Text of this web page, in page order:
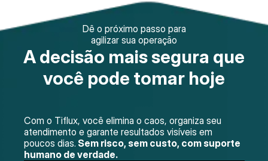
Dê o próximo passo para
agilizar sua operação
A decisão mais segura que
você pode tomar hoje
Com o Tiflux, você elimina o caos, organiza seu
atendimento e garante resultados visíveis em
poucos dias. Sem risco, sem custo, com suporte
humano de verdade.